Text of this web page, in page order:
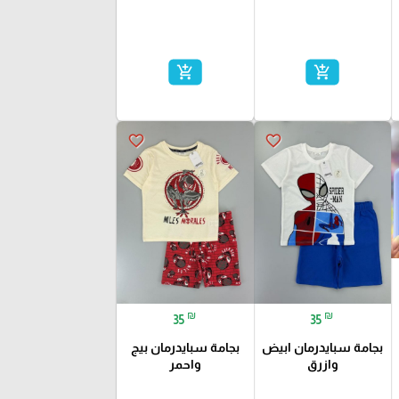
add_shopping_cart
add_shopping_cart
favorite_border
35 ₪
بجامة سبايدرمان ابيض
وازرق
favorite_border
35 ₪
بجامة سبايدرمان بيج
واحمر